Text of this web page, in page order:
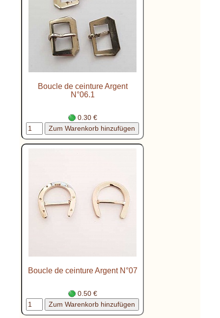
Boucle de ceinture Argent
N°06.1
0.30 €
Boucle de ceinture Argent N°07
0.50 €